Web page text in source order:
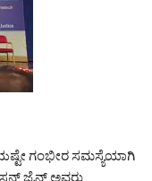
ಗಂಭೀರ ಸಮಸ್ಯೆಯಾಗಿ
ಜೈನ್ ಅವರು